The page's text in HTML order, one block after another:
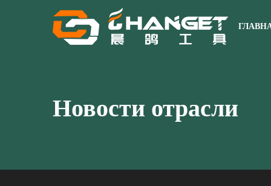
Новости отрасли